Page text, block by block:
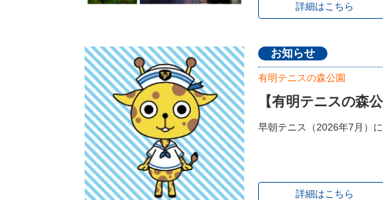
詳細はこちら
お知らせ
有明テニスの森公園
【有明テニスの
早朝テニス（2026年7月）
詳細はこちら